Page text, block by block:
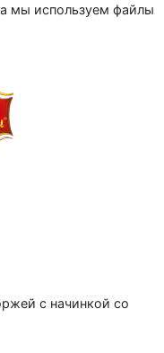
мы используем файлы
с начинкой со